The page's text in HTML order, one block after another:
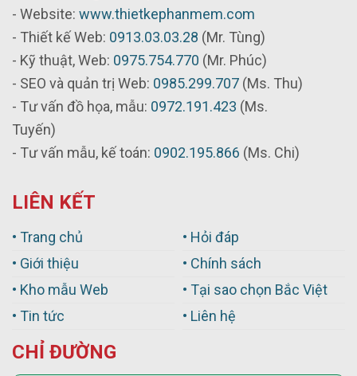
- Website: www.thietkephanmem.com
- Thiết kế Web: 0913.03.03.28 (Mr. Tùng)
- Kỹ thuật, Web: 0975.754.770 (Mr. Phúc)
- SEO và quản trị Web: 0985.299.707 (Ms. Thu)
- Tư vấn đồ họa, mẫu: 0972.191.423 (Ms.
Tuyến)
- Tư vấn mẫu, kế toán: 0902.195.866 (Ms. Chi)
LIÊN KẾT
• Trang chủ
• Giới thiệu
• Kho mẫu Web
• Tin tức
• Hỏi đáp
• Chính sách
• Tại sao chọn Bắc Việt
• Liên hệ
CHỈ ĐƯỜNG